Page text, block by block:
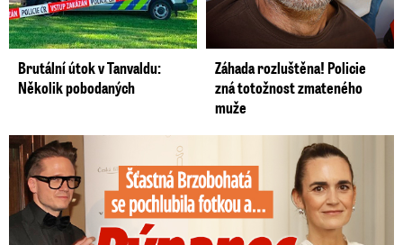
Brutální útok v Tanvaldu:
Několik pobodaných
Záhada rozluštěna! Policie
zná totožnost zmateného
muže
Šťastná Brzobohatá se pochlubila fotkou: Rýpanec od Ondřeje